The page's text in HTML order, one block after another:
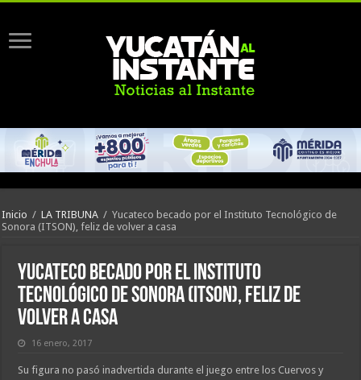
Inicio / LA TRIBUNA / Yucateco becado por el Instituto Tecnológico de
Sonora (ITSON), feliz de volver a casa
Yucateco becado por el Instituto
Tecnológico de Sonora (ITSON), feliz de
volver a casa
16 enero, 2017
Su figura no pasó inadvertida durante el juego entre los Cuervos y